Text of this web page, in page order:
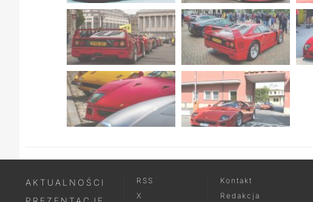
AKTUALNOŚCI
RSS
X
Kontakt
Redakcja